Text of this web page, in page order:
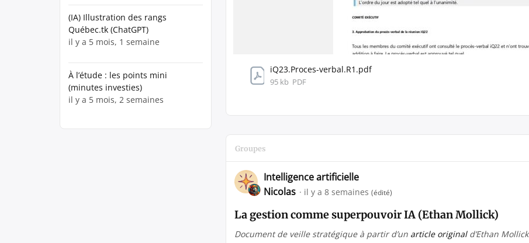
iQ23.Proces-verbal.R1.pdf
95 kb PDF
Groupes
Intelligence artificielle
Nicolas
il y a 8 semaines (édité)
La gestion comme superpouvoir IA (Ethan Mollick)
Document de veille stratégique à partir d’un article originald’Ethan Mollick
(IA) Illustration des rangs
Québec.tk (ChatGPT)
il y a 5 mois, 1 semaine
À l’étude : les points mini
(minutes investies)
il y a 5 mois, 2 semaines